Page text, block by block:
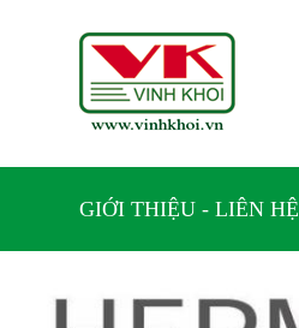
GIỚI THIỆU - LIÊN HỆ